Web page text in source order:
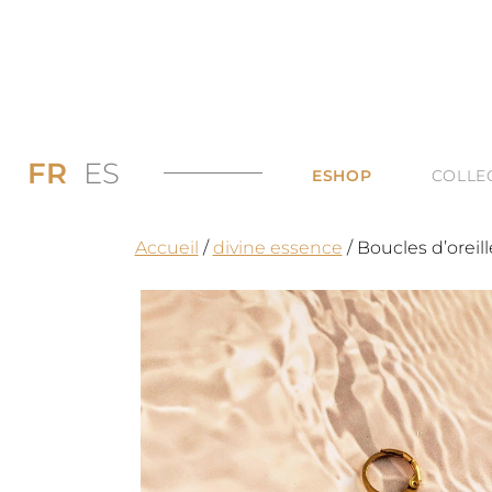
FR ES ESHOP
LES COLLIERS
LES BOUCLES
LES BRACELETS
TOUTES LES
Accueil /divine essence / Boucles